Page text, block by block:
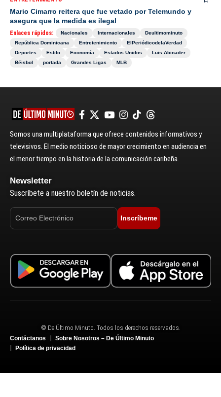
Mario Cimarro reitera que fue vetado por Telemundo y
asegura que la medida es ilegal
Enlaces rápidos: Nacionales Internacionales
Deultimominuto
República Dominicana
Entretenimiento
ElPeriódicodelaVerdad
Deportes
Estilo Economía Estados Unidos
Luis Abinader
Béisbol
portada Grandes Ligas MLB
Somos una multiplataforma que ofrece contenidos informativos y
televisivos. El medio noticioso de mayor crecimiento en audiencia en
el menor tiempo en la historia de la comunicación caribeña.
Newsletter
Suscríbete a nuestro boletín de noticias.
Inscríbeme
© De Último Minuto. Todos los derechos reservados.
Contáctanos
Sobre Nosotros – De Último Minuto
Política de privacidad